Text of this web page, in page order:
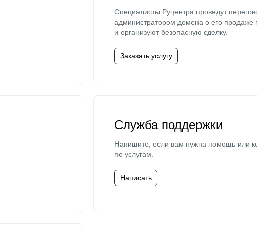
Специалисты Руцентра проведут
администратором домена о его продаже
и организуют безопасную сделку.
Заказать услугу
Служба поддержки
Напишите, если вам нужна помощь или
по услугам.
Написать